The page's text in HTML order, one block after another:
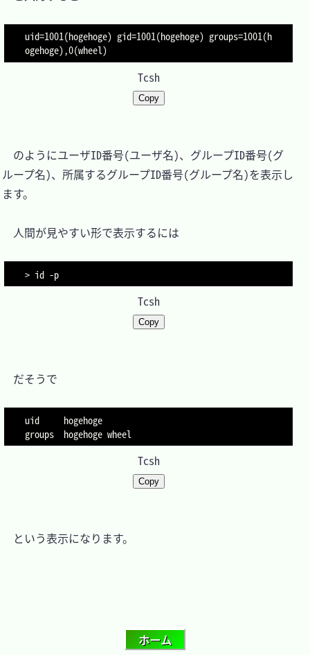
uid=1001(hogehoge) gid=1001(hogehoge) groups=1001(h
ogehoge),0(wheel)
Tcsh
Copy
のようにユーザID番号(ユーザ名)、グループID番号(グ
ループ名)、所属するグループID番号(グループ名)を表示し
ます。
人間が見やすい形で表示するには
> id -p
Tcsh
Copy
だそうで
uid     hogehoge
groups  hogehoge wheel
Tcsh
Copy
という表示になります。